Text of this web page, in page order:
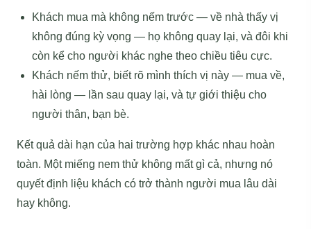
Khách mua mà không nếm trước — về nhà thấy vị
không đúng kỳ vọng — họ không quay lại, và đôi khi
còn kể cho người khác nghe theo chiều tiêu cực.
Khách nếm thử, biết rõ mình thích vị này — mua về,
hài lòng — lần sau quay lại, và tự giới thiệu cho
người thân, bạn bè.
Kết quả dài hạn của hai trường hợp khác nhau hoàn
toàn. Một miếng nem thử không mất gì cả, nhưng nó
quyết định liệu khách có trở thành người mua lâu dài
hay không.